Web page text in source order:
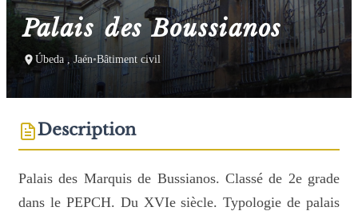
Palais des Boussianos
Úbeda , Jaén•Bâtiment civil
Description
Palais des Marquis de Bussianos. Classé de 2e grade
dans le PEPCH. Du XVIe siècle. Typologie de palais